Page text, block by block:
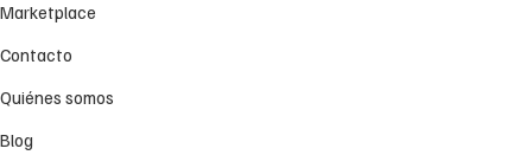
Marketplace
Contacto
Quiénes somos
Blog